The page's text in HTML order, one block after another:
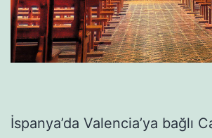
İspanya’da Valencia’ya bağlı